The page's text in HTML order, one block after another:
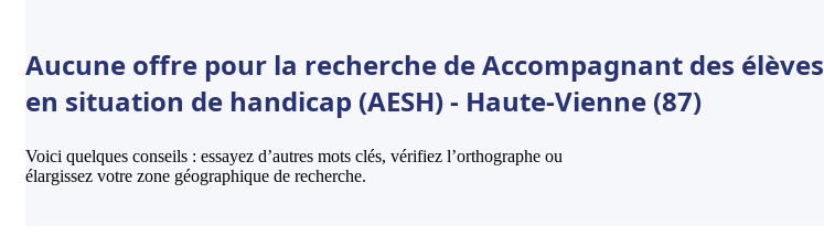
Aucune offre pour la recherche de Accompagnant des élèves
en situation de handicap (AESH) - Haute-Vienne (87)
Voici quelques conseils : essayez d’autres mots clés, vérifiez l’orthographe ou
élargissez votre zone géographique de recherche.